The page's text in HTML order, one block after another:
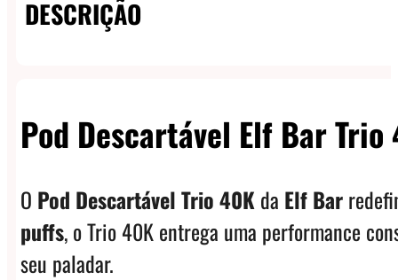
DESCRIÇÃO
Pod Descartável Elf Bar
O Pod Descartável Trio 40K da Elf Bar
puffs, o Trio 40K entrega uma performance
seu paladar.